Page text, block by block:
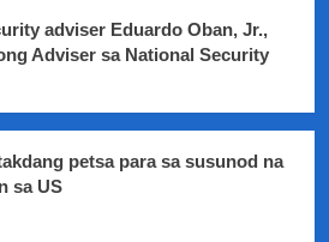
adviser Eduardo Oban, Jr.,
Adviser sa National Security
petsa para sa susunod na
sa US